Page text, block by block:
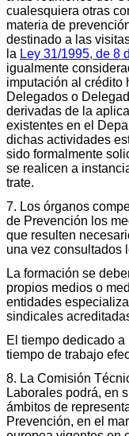
cualesquiera otras
materia de
destinado a las
la Ley 31/1995, de 8
igualmente
imputación al crédito
Delegados o
derivadas de la
existentes en el
dichas actividades
sido formalmente
se realicen a
trate.
7. Los órganos
de Prevención los
que resulten
una vez consultados
La formación se
propios medios o
entidades
sindicales
El tiempo dedicado
tiempo de trabajo
8. La Comisión
Laborales podrá, en
ámbitos de
Prevención, en el